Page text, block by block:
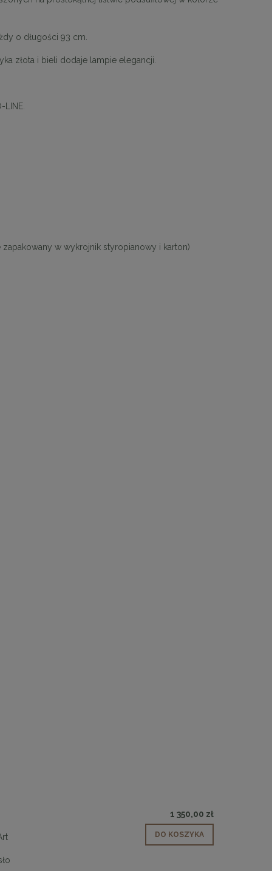
o długości 93 cm.
złota i bieli dodaje lampie elegancji.
w wykrojnik styropianowy i karton)
1 350,00 zł
DO KOSZYKA